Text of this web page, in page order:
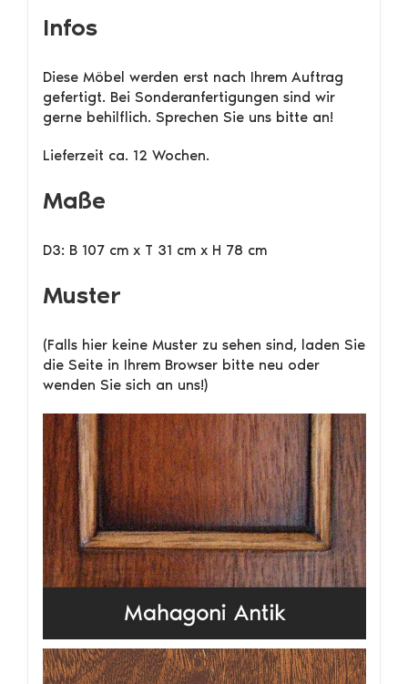
Infos
Diese Möbel werden erst nach Ihrem Auftrag
gefertigt. Bei Sonderanfertigungen sind wir
gerne behilflich. Sprechen Sie uns bitte an!
Lieferzeit ca. 12 Wochen.
Maße
D3: B 107 cm x T 31 cm x H 78 cm
Muster
(Falls hier keine Muster zu sehen sind, laden Sie
die Seite in Ihrem Browser bitte neu oder
wenden Sie sich an uns!)